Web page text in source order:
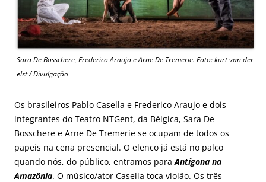
Sara De Bosschere, Frederico Araujo e Arne De Tremerie. Foto: kurt van der
elst / Divulgação
Os brasileiros Pablo Casella e Frederico Araujo e dois
integrantes do Teatro NTGent, da Bélgica, Sara De
Bosschere e Arne De Tremerie se ocupam de todos os
papeis na cena presencial. O elenco já está no palco
quando nós, do público, entramos paraAntígona na
Amazônia. O músico/ator Casella toca violão. Os três